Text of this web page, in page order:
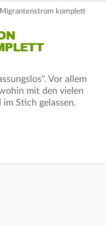
komplett
Vor allem
mit den vielen
Stich gelassen.